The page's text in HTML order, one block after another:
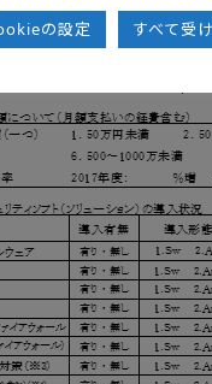
の設定 すべて受